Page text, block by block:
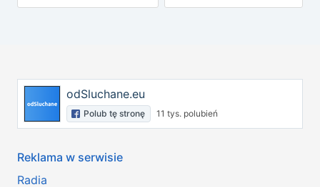
odSluchane.eu
Polub tę stronę 11 tys. polubień
Reklama w serwisie
Radia